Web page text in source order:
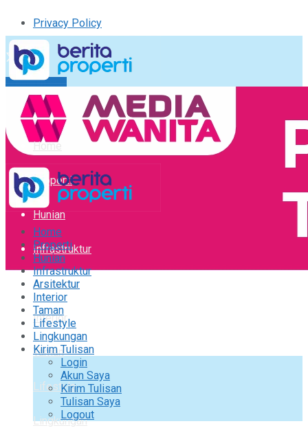
Privacy Policy
Kirim Tulisan
Tulisan Saya
Logout
Home
Properti
Hunian
Infrastruktur
Arsitektur
Interior
Taman
Lifestyle
Lingkungan
Home
Properti
Hunian
Infrastruktur
Arsitektur
Interior
Taman
Lifestyle
Lingkungan
Kirim Tulisan
Login
Akun Saya
Kirim Tulisan
Tulisan Saya
Logout